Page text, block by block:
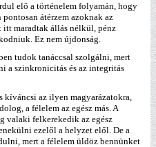
elő a történelem folyamán, hogy
átérzem azoknak az
itt maradtak állás nélkül, pénz
Ez nem újdonság.
tudok tanáccsal szolgálni, mert
a szinkronicitás és az integritás
kíváncsi az ilyen magyarázatokra,
a félelem az egész más. A
valaki felkerekedik az egész
ezelől a helyzet elől. De a
mert a félelem üldöz bennünket